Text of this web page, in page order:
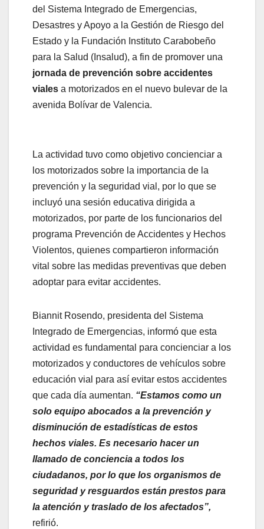
del Sistema Integrado de Emergencias,
Desastres y Apoyo a la Gestión de Riesgo del
Estado y la Fundación Instituto Carabobeño
para la Salud (Insalud), a fin de promover una
jornada de prevención sobre accidentes
viales a motorizados en el nuevo bulevar de la
avenida Bolívar de Valencia.
La actividad tuvo como objetivo concienciar a
los motorizados sobre la importancia de la
prevención y la seguridad vial, por lo que se
incluyó una sesión educativa dirigida a
motorizados, por parte de los funcionarios del
programa Prevención de Accidentes y Hechos
Violentos, quienes compartieron información
vital sobre las medidas preventivas que deben
adoptar para evitar accidentes.
Biannit Rosendo, presidenta del Sistema
Integrado de Emergencias, informó que esta
actividad es fundamental para concienciar a los
motorizados y conductores de vehículos sobre
educación vial para así evitar estos accidentes
que cada día aumentan. “Estamos como un
solo equipo abocados a la prevención y
disminución de estadísticas de estos
hechos viales. Es necesario hacer un
llamado de conciencia a todos los
ciudadanos, por lo que los organismos de
seguridad y resguardos están prestos para
la atención y traslado de los afectados”,
refirió.